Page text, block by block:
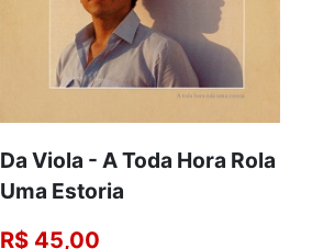
Da Viola - A Toda Hora Rola
Uma Estoria
R$ 45,00